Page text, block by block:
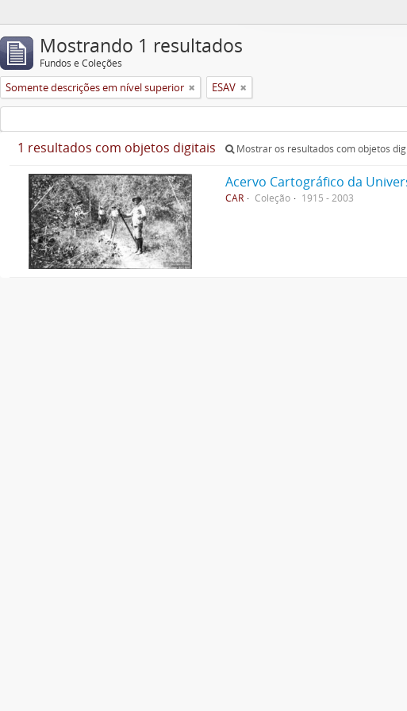
Mostrando 1 resultados
Fundos e Coleções
Somente descrições em nível superior ESAV
1 resultados com objetos digitais Mostrar os resultados com objetos
Acervo Cartográfico da
CAR Coleção 1915 - 2003